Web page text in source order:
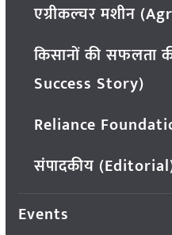
एग्रीकल्चर मशीन
किसानों की सफलता
Success Story)
Reliance
संपादकीय
Events